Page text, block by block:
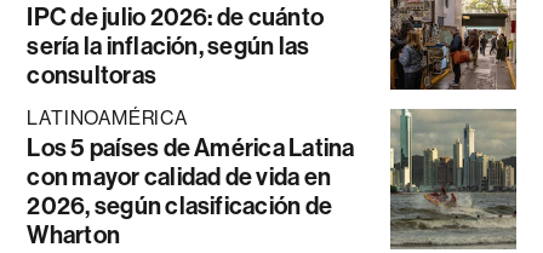
IPC de julio 2026: de cuánto
sería la inflación, según las
consultoras
LATINOAMÉRICA
Los 5 países de América Latina
con mayor calidad de vida en
2026, según clasificación de
Wharton